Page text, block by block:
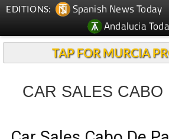
EDITIONS: Spanish News Today
Andalucia
TAP FOR MURCIA
CAR SALES CABO